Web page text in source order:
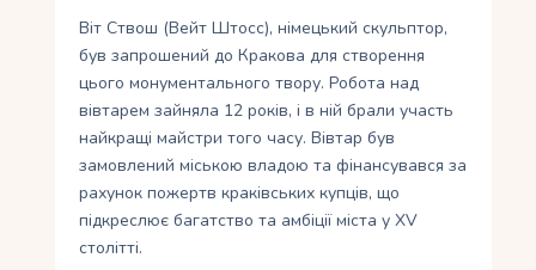
Віт Ствош (Вейт Штосс), німецький скульптор,
був запрошений до Кракова для створення
цього монументального твору. Робота над
вівтарем зайняла 12 років, і в ній брали участь
найкращі майстри того часу. Вівтар був
замовлений міською владою та фінансувався за
рахунок пожертв краківських купців, що
підкреслює багатство та амбіції міста у XV
столітті.